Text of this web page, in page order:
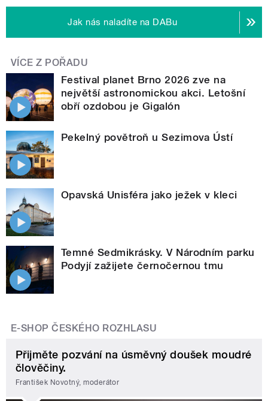
Jak nás naladíte na DABu
VÍCE Z POŘADU
Festival planet Brno 2026 zve na
největší astronomickou akci. Letošní
obří ozdobou je Gigalón
Pekelný povětroň u Sezimova Ústí
Opavská Unisféra jako ježek v kleci
Temné Sedmikrásky. V Národním parku
Podyjí zažijete černočernou tmu
E-SHOP ČESKÉHO ROZHLASU
Přijměte pozvání na úsměvný doušek moudré
člověčiny.
František Novotný, moderátor